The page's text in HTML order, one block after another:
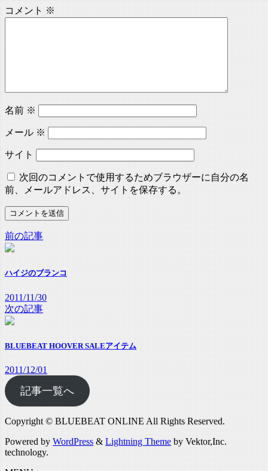
コメント※
名前※
メール※
サイト
次回のコメントで使用するためブラウザーに自分の名
前、メールアドレス、サイトを保存する。
前の記事
ハイジのブランコ
2011/11/30
次の記事
BLUEBEAT HOOVER SALEアイテム
2011/12/01
記事一覧へ
Copyright © BLUEBEAT ONLINE All Rights Reserved.
Powered byWordPress&Lightning Themeby Vektor,Inc.
technology.